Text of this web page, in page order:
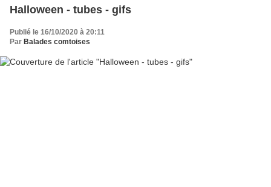
Halloween - tubes - gifs
Publié le 16/10/2020 à 20:11
Par Balades comtoises